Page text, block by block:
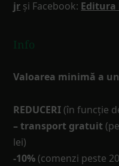
jr și Facebook: Editura
Info
Valoarea minimă a
REDUCERI (în funcţie
– transport gratuit
lei)
-10% (comenzi peste